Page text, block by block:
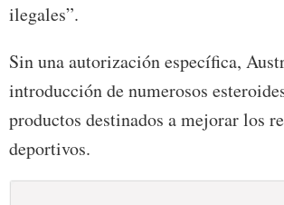
ilegales”.
Sin una autorización específica,
introducción de numerosos
productos destinados a mejorar los
deportivos.